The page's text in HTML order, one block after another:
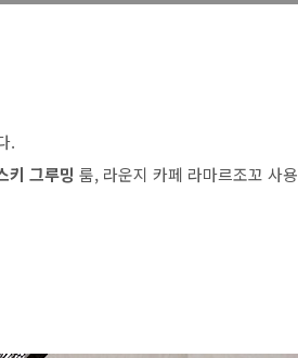
.
키 그루밍 룸, 라운지 카페 라마르조꼬 사용